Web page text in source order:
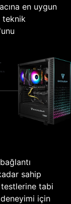
en uygun
teknik
sahip
tabi
için